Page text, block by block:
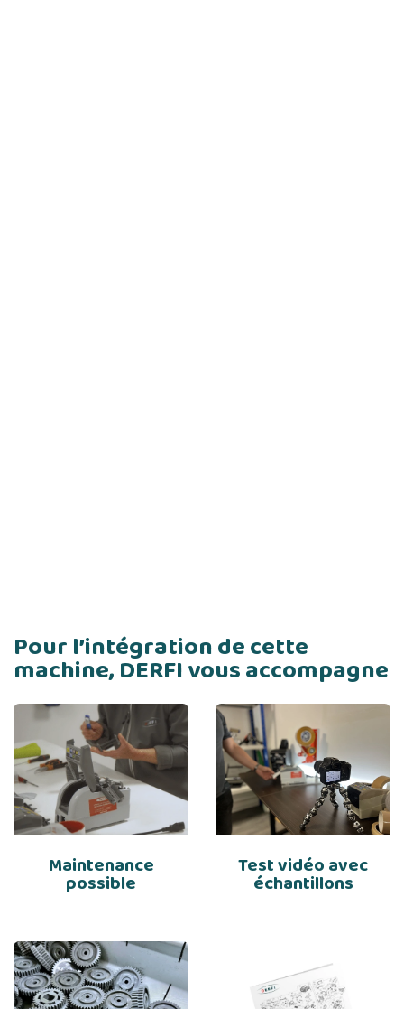
Pour l’intégration de cette
machine, DERFI vous accompagne
Maintenance
possible
Test vidéo avec
échantillons